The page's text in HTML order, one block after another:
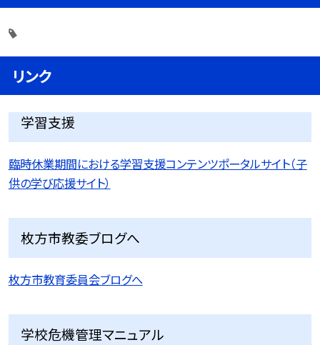
リンク
学習支援
臨時休業期間における学習支援コンテンツポータルサイト（子
供の学び応援サイト）
枚方市教委ブログへ
枚方市教育委員会ブログへ
学校危機管理マニュアル